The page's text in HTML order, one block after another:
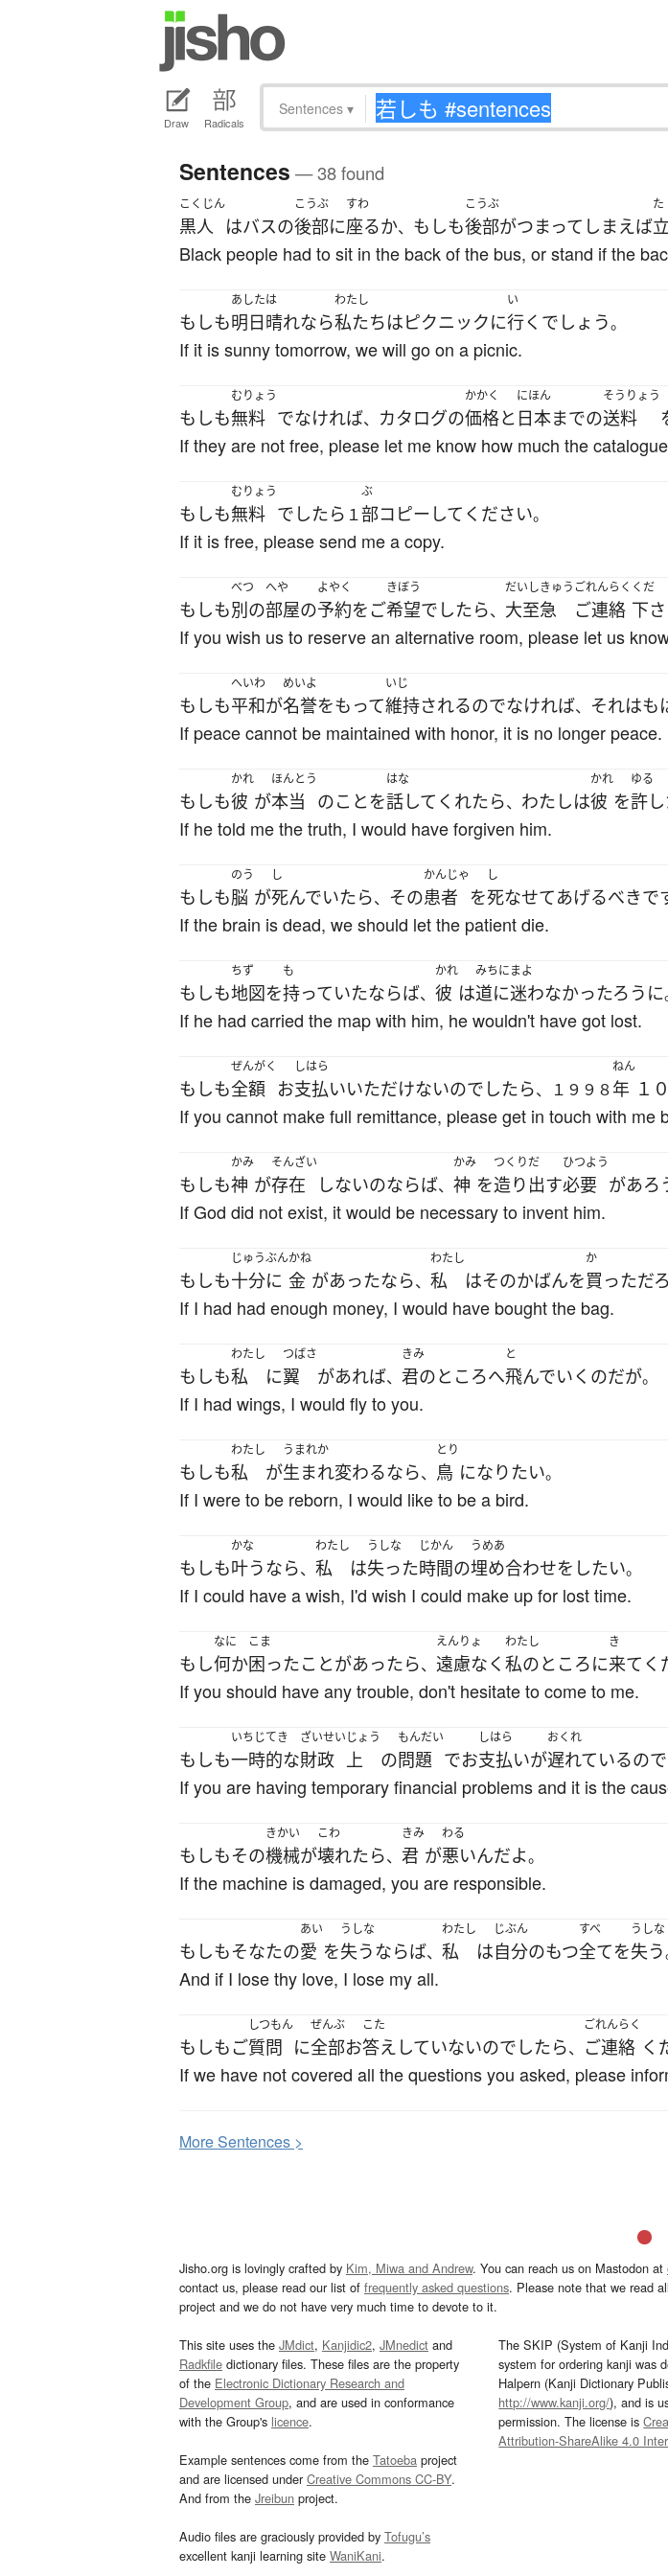
Draw Radicals
Sentences ▾
Sentences — 38 found
こくじん
黒人 はバスの
こうぶ
後部に
すわ
座るか、 もしも
こうぶ
後部がつまって しまえば
た
Black people had to sit in the back of the bus, or stand if the
もしも
あした
明日
は
晴れなら
わたし
私たちはピクニックに
い
行く でしょう。
If it is sunny tomorrow, we will go on a picnic.
もしも
むりょう
無料 でなければ、 カタログの
かかく
価格と
にほん
日本までの
そうりょう
送料
If they are not free, please let me know how much the
もしも
むりょう
無料 で したら １
ぶ
部コピー して ください。
If it is free, please send me a copy.
もしも
べつ
別の
へや
部屋の
よやく
予約をご
きぼう
希望で したら、
だいしきゅう
大至急
ごれんらく
ご連絡
くだ
下
If you wish us to reserve an alternative room, please let us
もしも
へいわ
平和が
めいよ
名誉をもって
いじ
維持されるのでなければ、 それはも
If peace cannot be maintained with honor, it is no longer peace.
もしも
かれ
彼 が
ほんとう
本当 のことを
はな
話して くれたら、 わたしは
かれ
彼 を
ゆる
許
If he told me the truth, I would have forgiven him.
もしも
のう
脳 が
し
死んでいたら、 その
かんじゃ
患者 を
し
死なせてあげるべきで
If the brain is dead, we should let the patient die.
もしも
ちず
地図を
も
持っていたならば、
かれ
彼 は
みちにまよ
道に迷わなかったろう に
If he had carried the map with him, he wouldn't have got lost.
もしも
ぜんがく
全額 お
しはら
支払いいただけないのでしたら、１９９８
ねん
年 １
If you cannot make full remittance, please get in touch with me
もしも
かみ
神 が
そんざい
存在 しないのならば、
かみ
神 を
つくりだ
造り出す
ひつよう
必要 があろ
If God did not exist, it would be necessary to invent him.
もしも
じゅうぶん
十分に
かね
金 があったなら、
わたし
私 はそのかばんを
か
買っただ
If I had had enough money, I would have bought the bag.
もしも
わたし
私 に
つばさ
翼 があれば、
きみ
君のところへ
と
飛んでいく のだが。
If I had wings, I would fly to you.
もしも
わたし
私 が
うまれか
生まれ変わるなら、
とり
鳥 になりたい。
If I were to be reborn, I would like to be a bird.
もしも
かな
叶うなら、
わたし
私 は
うしな
失った
じかん
時間の
うめあ
埋め合わせを したい。
If I could have a wish, I'd wish I could make up for lost time.
もし
なに
何か
こま
困ったことがあったら、
えんりょ
遠慮なく
わたし
私のところに
き
来て く
If you should have any trouble, don't hesitate to come to me.
もしも
いちじてき
一時的な
ざいせい
財政
じょう
上 の
もんだい
問題 でお
しはら
支払いが
おくれ
遅れているの
If you are having temporary financial problems and it is the
もしもその
きかい
機械が
こわ
壊れたら、
きみ
君 が
わる
悪いんだよ。
If the machine is damaged, you are responsible.
もしもそなたの
あい
愛 を
うしな
失うならば、
わたし
私 は
じぶん
自分のもつ
すべ
全てを
うしな
失う
And if I lose thy love, I lose my all.
もしもご
しつもん
質問 に
ぜんぶ
全部お
こた
答え していないのでしたら、
ごれんらく
ご連絡 く
If we have not covered all the questions you asked, please
MoreSentences >
Jisho.org is lovingly crafted by Kim, Miwa and Andrew. You can reach us on Mastodon at
contact us, please read our list of frequently asked questions. Please note that we read
project and we do not have very much time to devote to it.
This site uses the JMdict, Kanjidic2, JMnedict and
Radkfile dictionary files. These files are the property
of the Electronic Dictionary Research and
Development Group, and are used in conformance
with the Group's licence.
Example sentences come from the Tatoeba project
and are licensed underCreative Commons CC-BY.
And from the Jreibun project.
Audio files are graciously provided by Tofugu’s
excellent kanji learning site WaniKani.
The SKIP (System of Kanji
system for ordering kanji was
Halpern (Kanji Dictionary
http://www.kanji.org/), and is
permission. The license is
Attribution-ShareAlike 4.0